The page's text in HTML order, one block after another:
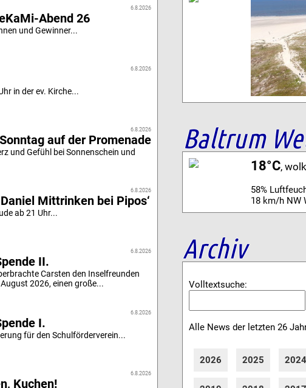
6.8.2026
Abend 26
und Gewinner...
6.8.2026
in der ev. Kirche...
6.8.2026
auf der Promenade
und Gefühl bei Sonnenschein und
6.8.2026
Mittrinken bei Pipos‘
ab 21 Uhr...
6.8.2026
II.
Carsten den Inselfreunden
2026, einen große...
6.8.2026
I.
für den Schulförderverein...
6.8.2026
Kuchen!
Baltrum
18°C,
58%
18 km/h NW
Archiv
Volltextsuche:
Alle News der letzten 26
2026 2025